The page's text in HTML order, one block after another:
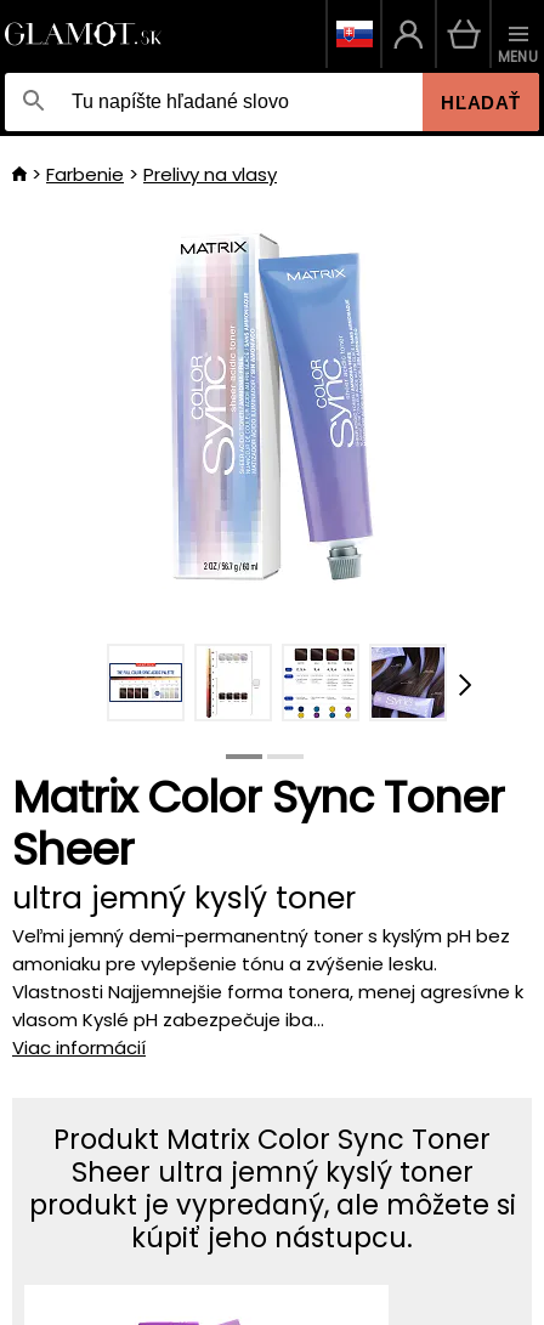
HĽADAŤ
MENU
Farbenie Prelivy na vlasy
Matrix Color Sync Toner
Sheer
ultra jemný kyslý toner
Veľmi jemný demi-permanentný toner s kyslým pH bez
amoniaku pre vylepšenie tónu a zvýšenie lesku.
Vlastnosti Najjemnejšie forma tonera, menej agresívne k
vlasom Kyslé pH zabezpečuje iba...
Viac informácií
Produkt Matrix Color Sync Toner
Sheer ultra jemný kyslý toner
produkt je vypredaný, ale môžete si
kúpiť jeho nástupcu.